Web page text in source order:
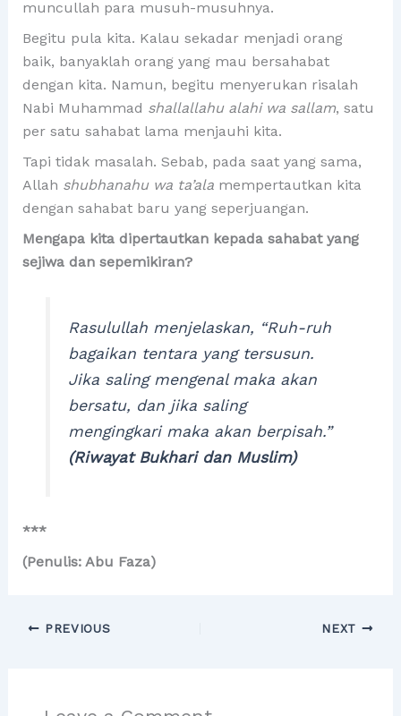
muncullah para musuh-musuhnya.
Begitu pula kita. Kalau sekadar menjadi orang
baik, banyaklah orang yang mau bersahabat
dengan kita. Namun, begitu menyerukan risalah
Nabi Muhammad shallallahu alahi wa sallam, satu
per satu sahabat lama menjauhi kita.
Tapi tidak masalah. Sebab, pada saat yang sama,
Allah shubhanahu wa ta’alamempertautkan kita
dengan sahabat baru yang seperjuangan.
Mengapa kita dipertautkan kepada sahabat yang
sejiwa dan sepemikiran?
Rasulullah menjelaskan, “Ruh-ruh
bagaikan tentara yang tersusun.
Jika saling mengenal maka akan
bersatu, dan jika saling
mengingkari maka akan berpisah.”
(Riwayat Bukhari dan Muslim)
***
(Penulis: Abu Faza)
PREVIOUS NEXT